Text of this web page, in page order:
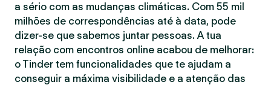
a sério com as mudanças climáticas. Com 55 mil
milhões de correspondências até à data, pode
dizer-se que sabemos juntar pessoas. A tua
relação com encontros online acabou de melhorar:
o Tinder tem funcionalidades que te ajudam a
conseguir a máxima visibilidade e a atenção das